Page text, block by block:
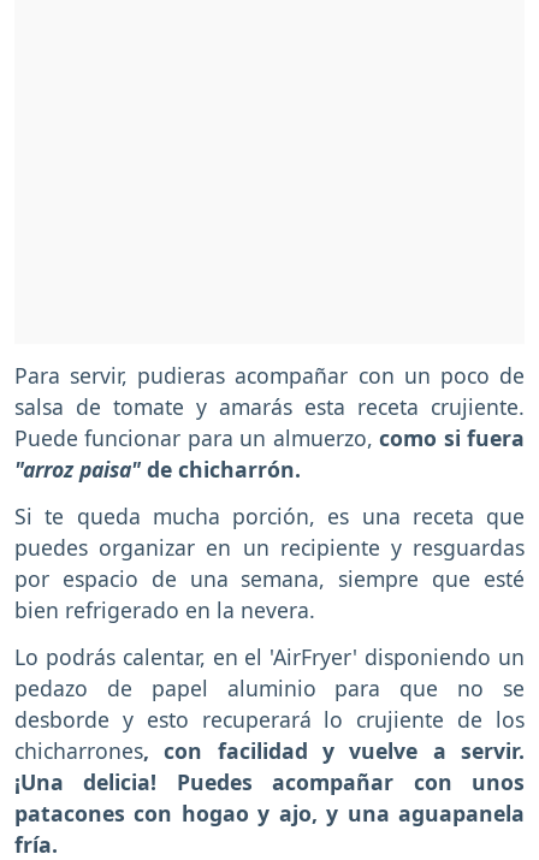
Para servir, pudieras acompañar con un poco de
salsa de tomate y amarás esta receta crujiente.
Puede funcionar para un almuerzo,como si fuera
"arroz paisa" de chicharrón.
Si te queda mucha porción, es una receta que
puedes organizar en un recipiente y resguardas
por espacio de una semana, siempre que esté
bien refrigerado en la nevera.
Lo podrás calentar, en el 'AirFryer' disponiendo un
pedazo de papel aluminio para que no se
desborde y esto recuperará lo crujiente de los
chicharrones, con facilidad y vuelve a servir.
¡Una delicia! Puedes acompañar con unos
patacones con hogao y ajo, y una aguapanela
fría.